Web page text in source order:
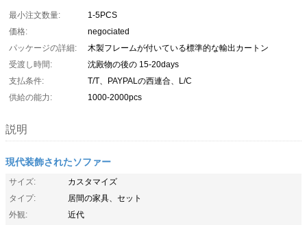
最小注文数量:
1-5PCS
価格:
negociated
パッケージの詳細:
木製フレームが付いている標準的な輸出カートン
受渡し時間:
沈殿物の後の 15-20days
支払条件:
T/T、PAYPALの西連合、L/C
供給の能力:
1000-2000pcs
説明
現代装飾されたソファー
サイズ:
カスタマイズ
タイプ:
居間の家具、セット
外観:
近代